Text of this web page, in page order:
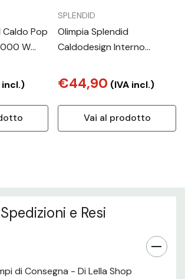
Caldo Pop
W
incl.)
SPLENDID
Olimpia Splendid
Caldodesign Interno
Riscaldatore ambiente
elettrico con ventilatore
€44,90 (IVA incl.)
Vai al prodotto
Spedizioni e Resi
di Consegna - Di Lella Shop